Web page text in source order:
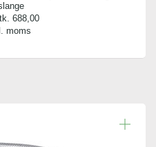
688,00
moms